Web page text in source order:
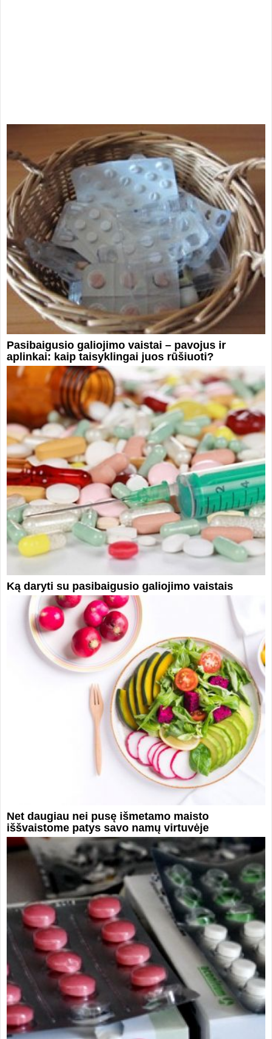
Pasibaigusio galiojimo vaistai – pavojus ir
aplinkai: kaip taisyklingai juos rūšiuoti?
Ką daryti su pasibaigusio galiojimo vaistais
Net daugiau nei pusę išmetamo maisto
iššvaistome patys savo namų virtuvėje